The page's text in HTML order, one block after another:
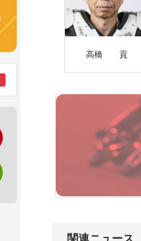
高橋 貢
関連ニュース